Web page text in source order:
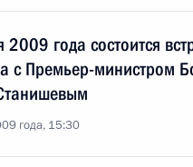
2009 года состоится
с Премьер-министром
года, 15:30